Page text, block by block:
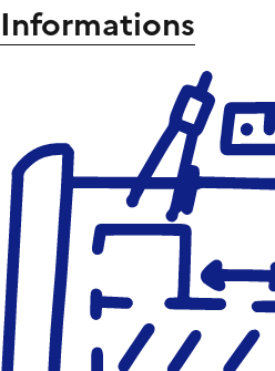
Informations